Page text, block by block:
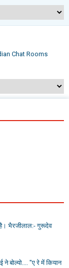
Chat Rooms
है। भैरजीलाल:- गुरूदेव
बोल्यो.... "ए रे में कियान